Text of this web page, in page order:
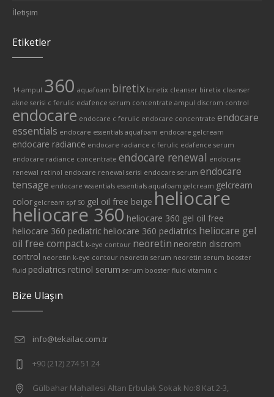
İletişim
Etiketler
14 ampul 360 aquafoam biretix biretix cleanser biretix cleanser
akne serisi c ferulic edafence serum concentrate ampul discrom control
endocare endocare c ferulic endocare concentrate endocare
essentials endocare essentials aquafoam endocare gelcream
endocare radiance endocare radiance c ferulic edafence serum
endocare radiance concentrate endocare renewal endocare
renewal retinol endocare renewal serisi endocare serum endocare
tensage endocare wssentials essentials aquafoam gelcream gelcream
color gelcream spf 50 gel oil free beige heliocare
heliocare 360 heliocare 360 gel oil free
heliocare 360 pediatric heliocare 360 pediatrics heliocare gel
oil free compact k-eye contour neoretin neoretin discrom
control neoretin k-eye contour neoretin serum neoretin serum booster
fluid pediatrics retinol serum serum booster fluid vitamin c
Bize Ulaşın
info@tekailac.com.tr
+90 (212) 274 51 24
Gülbahar Mahallesi Altan Erbulak Sokak No:8 Kat.2-3,